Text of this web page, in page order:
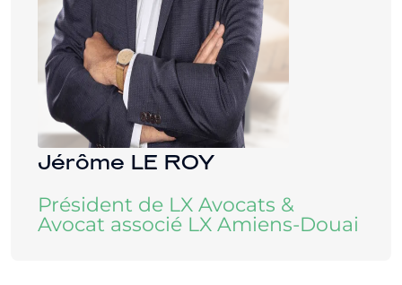
Jérôme LE ROY
Président de LX Avocats &
Avocat associé LX Amiens-Douai